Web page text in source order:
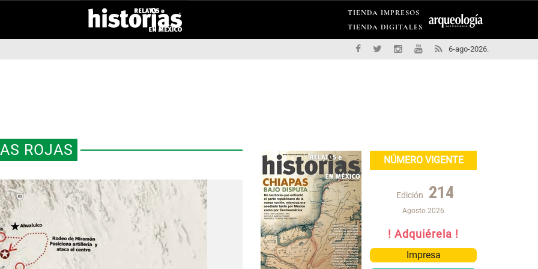
TIENDA IMPRESOS
TIENDA DIGITALES
6-ago-2026.
ROJAS
NÚMERO VIGENTE
Edición 214
Agosto 2026
! Adquiérela !
Impresa